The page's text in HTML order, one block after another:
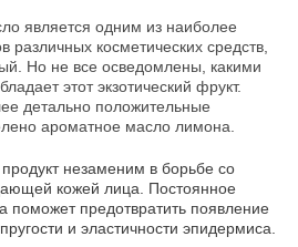
является одним из наиболее
различных косметических средств,
Но не все осведомлены, какими
этот экзотический фрукт.
детально положительные
ароматное масло лимона.
незаменим в борьбе со
кожей лица. Постоянное
поможет предотвратить появление
и эластичности эпидермиса.